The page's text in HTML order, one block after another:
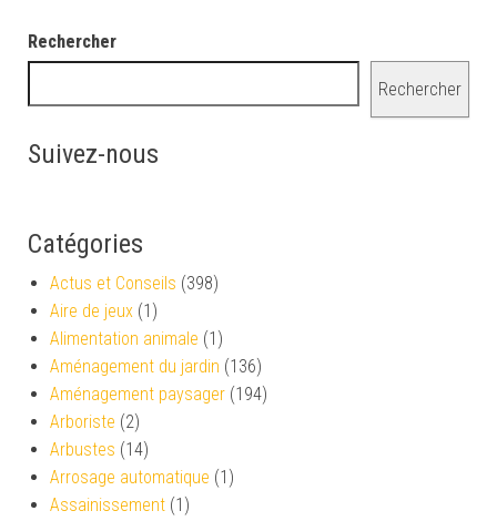
Rechercher
Rechercher
Suivez-nous
Catégories
Actus et Conseils (398)
Aire de jeux (1)
Alimentation animale (1)
Aménagement du jardin (136)
Aménagement paysager (194)
Arboriste (2)
Arbustes (14)
Arrosage automatique (1)
Assainissement (1)